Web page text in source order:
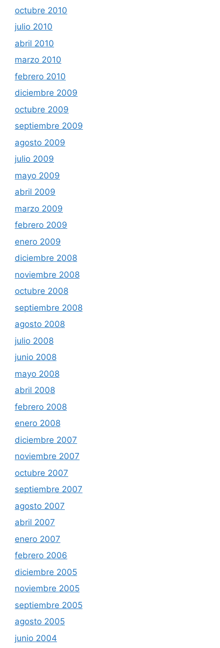
octubre 2010
julio 2010
abril 2010
marzo 2010
febrero 2010
diciembre 2009
octubre 2009
septiembre 2009
agosto 2009
julio 2009
mayo 2009
abril 2009
marzo 2009
febrero 2009
enero 2009
diciembre 2008
noviembre 2008
octubre 2008
septiembre 2008
agosto 2008
julio 2008
junio 2008
mayo 2008
abril 2008
febrero 2008
enero 2008
diciembre 2007
noviembre 2007
octubre 2007
septiembre 2007
agosto 2007
abril 2007
enero 2007
febrero 2006
diciembre 2005
noviembre 2005
septiembre 2005
agosto 2005
junio 2004